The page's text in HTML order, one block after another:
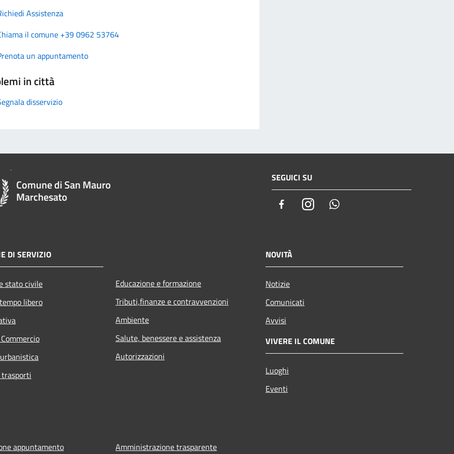
Assistenza
il comune +39 0962 53764
un appuntamento
in città
disservizio
Comune di San Mauro
Marchesato
SEGUICI SU
FacebookInstagram
DI SERVIZIO
stato civile
libero
Educazione e formazione
Tributi,finanze e contravvenzioni
Ambiente
Salute, benessere e assistenza
Autorizzazioni
NOVITÀ
Notizie
Comunicati
Avvisi
VIVERE IL COMUNE
Luoghi
Eventi
appuntamento Amministrazione trasparente